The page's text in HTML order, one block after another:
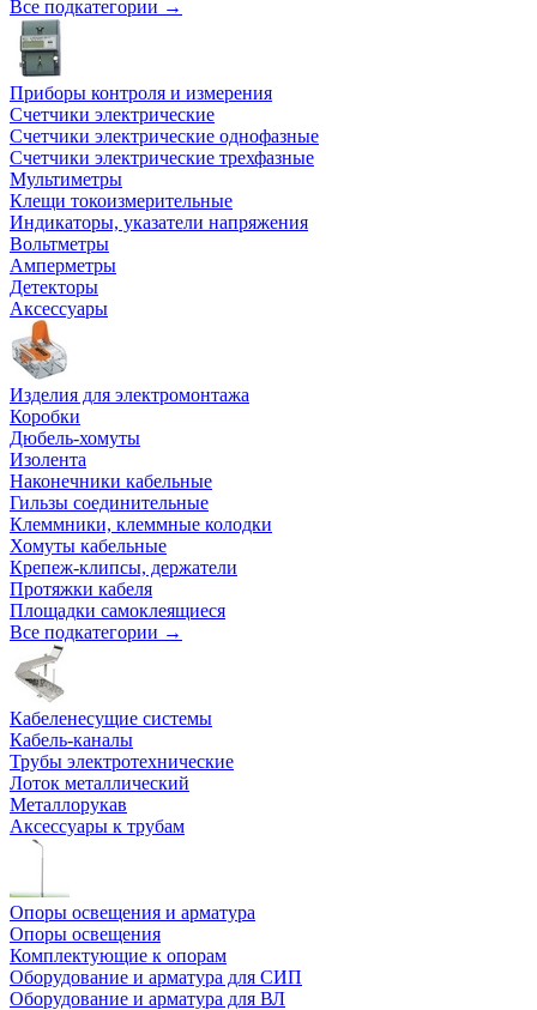
Все подкатегории →
Приборы контроля и измерения
Счетчики электрические
Счетчики электрические однофазные
Счетчики электрические трехфазные
Мультиметры
Клещи токоизмерительные
Индикаторы, указатели напряжения
Вольтметры
Амперметры
Детекторы
Аксессуары
Изделия для электромонтажа
Коробки
Дюбель-хомуты
Изолента
Наконечники кабельные
Гильзы соединительные
Клеммники, клеммные колодки
Хомуты кабельные
Крепеж-клипсы, держатели
Протяжки кабеля
Площадки самоклеящиеся
Все подкатегории →
Кабеленесущие системы
Кабель-каналы
Трубы электротехнические
Лоток металлический
Металлорукав
Аксессуары к трубам
Опоры освещения и арматура
Опоры освещения
Комплектующие к опорам
Оборудование и арматура для СИП
Оборудование и арматура для ВЛ